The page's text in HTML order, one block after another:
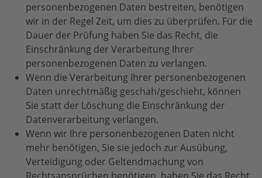
personenbezogenen Daten bestreiten, benötigen
wir in der Regel Zeit, um dies zu überprüfen. Für die
Dauer der Prüfung haben Sie das Recht, die
Einschränkung der Verarbeitung Ihrer
personenbezogenen Daten zu verlangen.
Wenn die Verarbeitung Ihrer personenbezogenen
Daten unrechtmäßig geschah/geschieht, können
Sie statt der Löschung die Einschränkung der
Datenverarbeitung verlangen.
Wenn wir Ihre personenbezogenen Daten nicht
mehr benötigen, Sie sie jedoch zur Ausübung,
Verteidigung oder Geltendmachung von